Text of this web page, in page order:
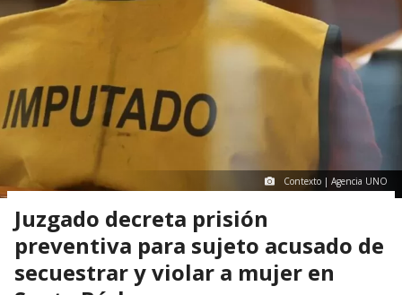
Contexto | Agencia UNO
Juzgado decreta prisión
preventiva para sujeto acusado de
secuestrar y violar a mujer en